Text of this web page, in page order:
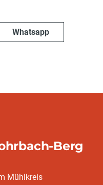
Whatsapp
Berg
Mühlkreis